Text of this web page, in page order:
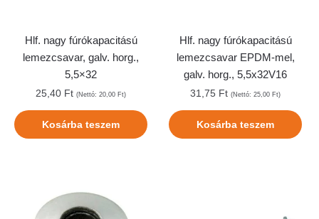
Hlf. nagy fúrókapacitású
lemezcsavar, galv. horg.,
5,5×32
25,40 Ft (Nettó:20,00 Ft)
Kosárba teszem
Hlf. nagy fúrókapacitású
lemezcsavar EPDM-mel,
galv. horg., 5,5x32V16
31,75 Ft (Nettó:25,00 Ft)
Kosárba teszem